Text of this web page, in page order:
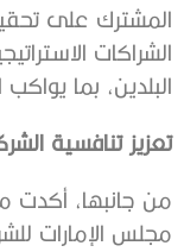
المشترك على
الشراكات
البلدين، بما يواكب
تعزيز تنافسية
من جانبها، أكدت
مجلس الإمارات